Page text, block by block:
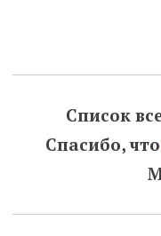
Список
Спасибо, что